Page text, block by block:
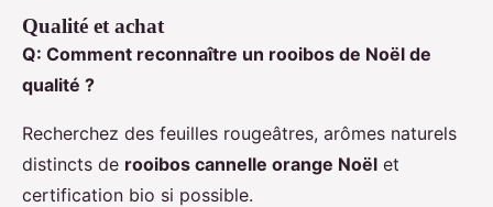
Qualité et achat
Q: Comment reconnaître un rooibos de Noël de
qualité ?
Recherchez des feuilles rougeâtres, arômes naturels
distincts de rooibos cannelle orange Noël et
certification bio si possible.